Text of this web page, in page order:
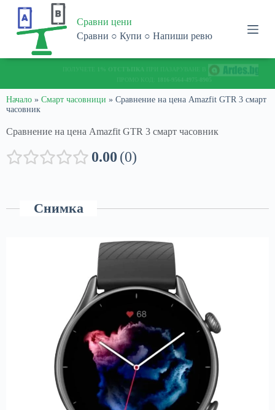
o
n
t
n
Сравни цени
Сравни ○ Купи ○ Напиши ревю
1% ОТСТЪПКА ПРИ ПАЗАРУВАНЕ В
С
Начало » Смарт часовници » Сравнение на цена Amazfit GTR 3 смарт
часовник
Сравнение на цена Amazfit GTR 3 смарт часовник
0.00 0
Снимка